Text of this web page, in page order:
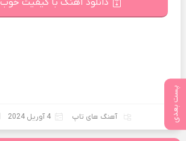
پست بعدی
دانلود آهنگ با کیفیت خوب 128
آهنگ های تاپ 4 آوریل 2024